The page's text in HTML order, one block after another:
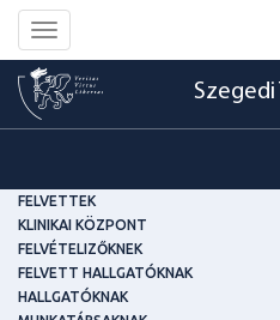
Toggle
navigation
FELVETTEK
KLINIKAI KÖZPONT
FELVÉTELIZŐKNEK
FELVETT HALLGATÓKNAK
HALLGATÓKNAK